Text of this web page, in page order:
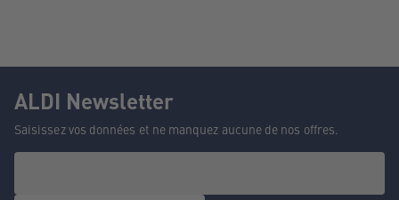
ALDI Newsletter
Saisissez vos données et ne manquez aucune de nos offres.